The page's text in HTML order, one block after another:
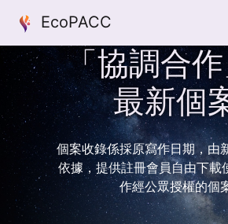
EcoPACC
「協調合
最新個
個案收錄係採原寫作日期，由
依據，提供註冊會員自由下載
作經公眾授權的個